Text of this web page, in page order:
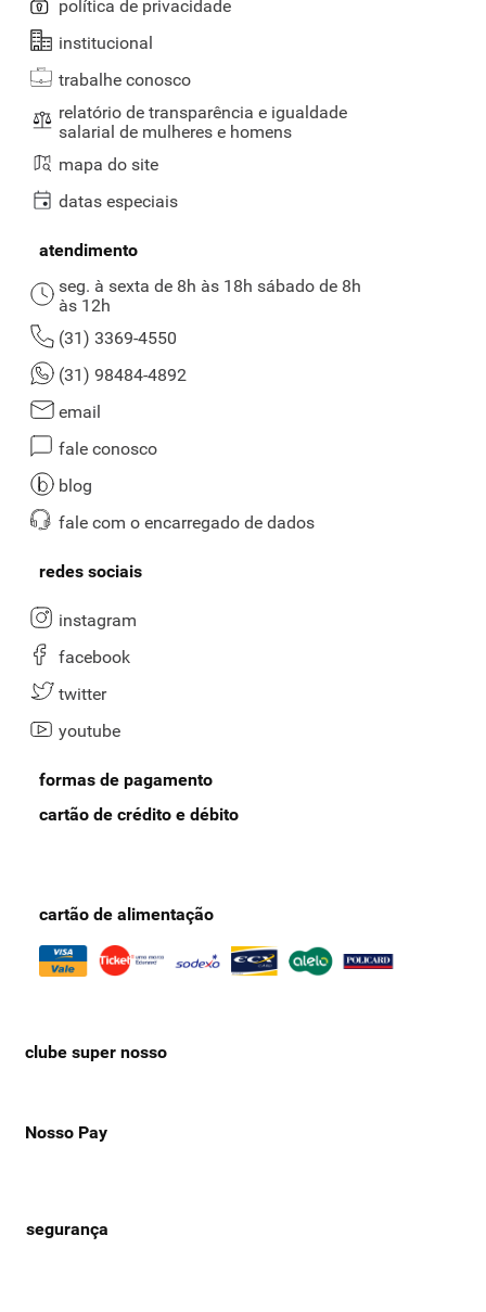
política de privacidade
institucional
trabalhe conosco
relatório de transparência e igualdade
salarial de mulheres e homens
mapa do site
datas especiais
atendimento
seg. à sexta de 8h às 18h sábado de 8h
às 12h
(31) 3369-4550
(31) 98484-4892
email
fale conosco
blog
fale com o encarregado de dados
redes sociais
instagram
facebook
twitter
youtube
formas de pagamento
cartão de crédito e débito
cartão de alimentação
clube super nosso
Nosso Pay